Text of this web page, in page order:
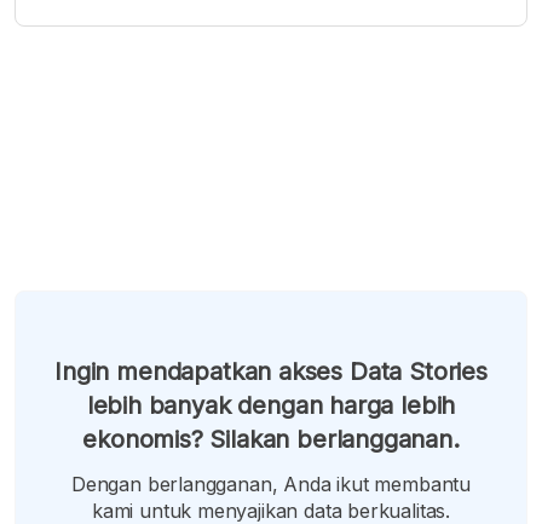
Ingin mendapatkan akses Data Stories
lebih banyak dengan harga lebih
ekonomis? Silakan berlangganan.
Dengan berlangganan, Anda ikut membantu
kami untuk menyajikan data berkualitas.